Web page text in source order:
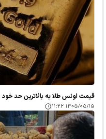
قیمت اونس طلا به بالاترین حد خود در ۷ هفته اخیر
۱۴۰۵/۰۵/۱۵ ۱۱:۲۲